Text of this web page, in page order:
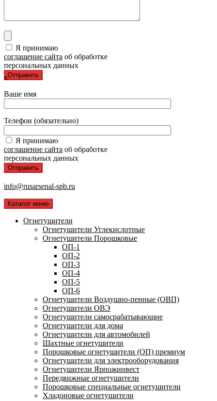
Я принимаю
соглашение сайта об обработке
персональных данных
x
Ваше имя
Телефон (обязательно)
Я принимаю
соглашение сайта об обработке
персональных данных
info@rusarsenal-spb.ru
Каталог меню
Огнетушители
Огнетушители Углекислотные
Огнетушители Порошковые
ОП-1
ОП-2
ОП-3
ОП-4
ОП-5
ОП-6
Огнетушители Воздушно-пенные (ОВП)
Огнетушители ОВЭ
Огнетушители самосрабатывающие
Огнетушители для дома
Огнетушители для автомобилей
Шахтные огнетушители
Порошковые огнетушители (ОП) премиум
Огнетушители для электрооборудования
Огнетушители Ярпожинвест
Передвижные огнетушители
Порошковые специальные огнетушители
Хладоновые огнетушители